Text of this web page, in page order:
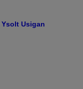
Ysolt Usigan